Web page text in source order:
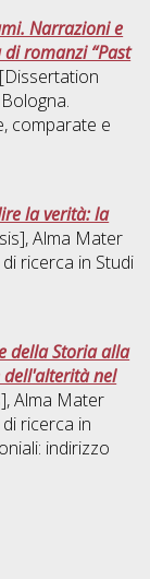
Narrazioni e
romanzi “Past
comparate e
la verità: la
Alma Mater
ricerca in Studi
della Storia alla
dell'alterità nel
Alma Mater
ricerca in
indirizzo